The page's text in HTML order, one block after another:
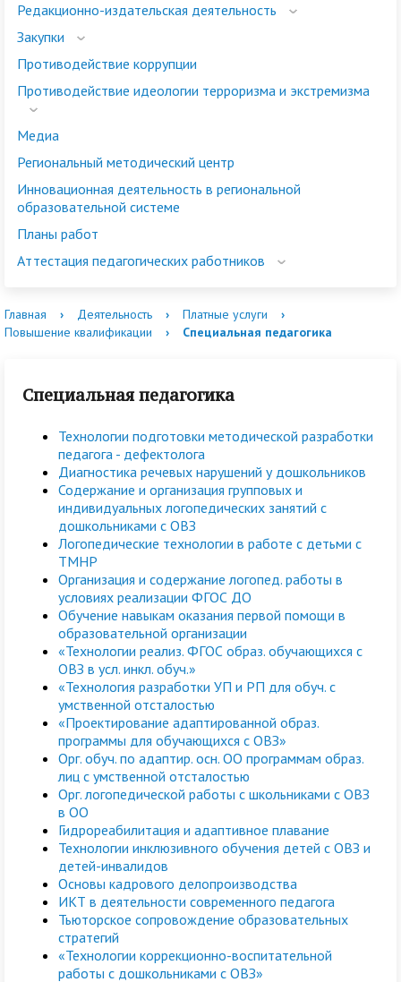
Редакционно-издательская деятельность
Закупки
Противодействие коррупции
Противодействие идеологии терроризма и экстремизма
Медиа
Региональный методический центр
Инновационная деятельность в региональной
образовательной системе
Планы работ
Аттестация педагогических работников
Главная › Деятельность › Платные услуги
›
Повышение квалификации
› Специальная педагогика
Специальная педагогика
Технологии подготовки методической разработки
педагога - дефектолога
Диагностика речевых нарушений у дошкольников
Содержание и организация групповых и
индивидуальных логопедических занятий с
дошкольниками с ОВЗ
Логопедические технологии в работе с детьми с
ТМНР
Организация и содержание логопед. работы в
условиях реализации ФГОС ДО
Обучение навыкам оказания первой помощи в
образовательной организации
«Технологии реализ. ФГОС образ. обучающихся с
ОВЗ в усл. инкл. обуч.»
«Технология разработки УП и РП для обуч. с
умственной отсталостью
«Проектирование адаптированной образ.
программы для обучающихся с ОВЗ»
Орг. обуч. по адаптир. осн. ОО программам образ.
лиц с умственной отсталостью
Орг. логопедической работы с школьниками с ОВЗ
в ОО
Гидрореабилитация и адаптивное плавание
Технологии инклюзивного обучения детей с ОВЗ и
детей-инвалидов
Основы кадрового делопроизводства
ИКТ в деятельности современного педагога
Тьюторское сопровождение образовательных
стратегий
«Технологии коррекционно-воспитательной
работы с дошкольниками с ОВЗ»